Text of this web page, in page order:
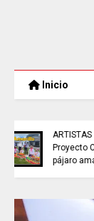
Inicio